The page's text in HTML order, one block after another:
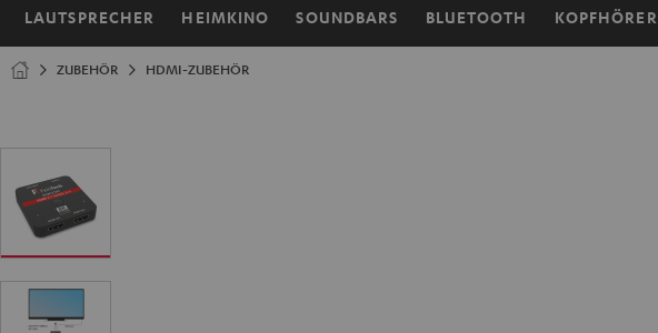
LAUTSPRECHER HEIMKINO SOUNDBARS BLUETOOTH KOPFHÖRER
Startseite
ZUBEHÖR HDMI-ZUBEHÖR